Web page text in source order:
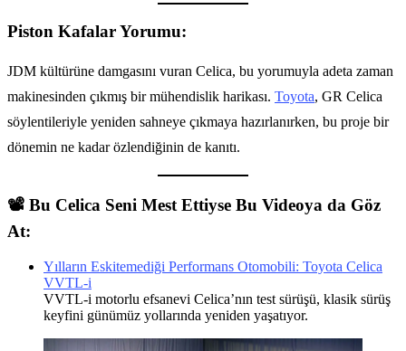
Piston Kafalar Yorumu:
JDM kültürüne damgasını vuran Celica, bu yorumuyla adeta zaman
makinesinden çıkmış bir mühendislik harikası. Toyota, GR Celica
söylentileriyle yeniden sahneye çıkmaya hazırlanırken, bu proje bir
dönemin ne kadar özlendiğinin de kanıtı.
📽️ Bu Celica Seni Mest Ettiyse Bu Videoya da Göz
At:
Yılların Eskitemediği Performans Otomobili: Toyota Celica
VVTL-i
VVTL-i motorlu efsanevi Celica’nın test sürüşü, klasik sürüş
keyfini günümüz yollarında yeniden yaşatıyor.